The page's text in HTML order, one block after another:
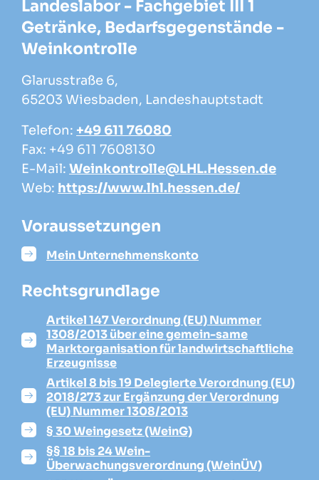
Landeslabor - Fachgebiet III 1
Getränke, Bedarfsgegenstände -
Weinkontrolle
Glarusstraße 6,
65203 Wiesbaden, Landeshauptstadt
Telefon: +49 611 76080
Fax: +49 611 7608130
E-Mail: Weinkontrolle@LHL.Hessen.de
Web: https://www.lhl.hessen.de/
Voraussetzungen
Mein Unternehmenskonto
Rechtsgrundlage
Artikel 147 Verordnung (EU) Nummer
1308/2013 über eine gemein-same
Marktorganisation für landwirtschaftliche
Erzeugnisse
Artikel 8 bis 19 Delegierte Verordnung (EU)
2018/273 zur Ergänzung der Verordnung
(EU) Nummer 1308/2013
§ 30 Weingesetz (WeinG)
§§ 18 bis 24 Wein-
Überwachungsverordnung (WeinÜV)